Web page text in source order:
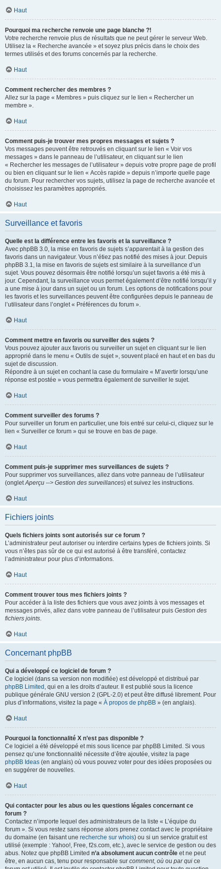
Haut
Pourquoi ma recherche renvoie une page blanche ?!
Votre recherche renvoie plus de résultats que ne peut gérer le serveur Web.
Utilisez la « Recherche avancée » et soyez plus précis dans le choix des
termes utilisés et des forums concernés par la recherche.
Haut
Comment rechercher des membres ?
Allez sur la page « Membres » puis cliquez sur le lien « Rechercher un
membre ».
Haut
Comment puis-je trouver mes propres messages et sujets ?
Vos messages peuvent être retrouvés en cliquant sur le lien « Voir vos
messages » dans le panneau de l’utilisateur, en cliquant sur le lien
« Rechercher les messages de l’utilisateur » depuis votre propre page de profil
ou bien en cliquant sur le lien « Accès rapide » depuis n’importe quelle page
du forum. Pour rechercher vos sujets, utilisez la page de recherche avancée et
choisissez les paramètres appropriés.
Haut
Surveillance et favoris
Quelle est la différence entre les favoris et la surveillance ?
Avec phpBB 3.0, la mise en favoris de sujets s’apparentait à la gestion des
favoris dans un navigateur. Vous n’étiez pas notifié des mises à jour. Depuis
phpBB 3.1, la mise en favoris de sujets est similaire à la surveillance d’un
sujet. Vous pouvez désormais être notifié lorsqu’un sujet favoris a été mis à
jour. Cependant, la surveillance vous permet également d’être notifié lorsqu’il y
a une mise à jour dans un sujet ou un forum. Les options de notifications pour
les favoris et les surveillances peuvent être configurées depuis le panneau de
l’utilisateur dans l’onglet « Préférences du forum ».
Haut
Comment mettre en favoris ou surveiller des sujets ?
Vous pouvez ajouter aux favoris ou surveiller un sujet en cliquant sur le lien
approprié dans le menu « Outils de sujet », souvent placé en haut et en bas du
sujet de discussion.
Répondre à un sujet en cochant la case du formulaire « M’avertir lorsqu’une
réponse est postée » vous permettra également de surveiller le sujet.
Haut
Comment surveiller des forums ?
Pour surveiller un forum en particulier, une fois entré sur celui-ci, cliquez sur le
lien « Surveiller ce forum » qui se trouve en bas de page.
Haut
Comment puis-je supprimer mes surveillances de sujets ?
Pour supprimer vos surveillances, allez dans votre panneau de l’utilisateur
(ongletAperçu --> Gestion des surveillances) et suivez les instructions.
Haut
Fichiers joints
Quels fichiers joints sont autorisés sur ce forum ?
L’administrateur peut autoriser ou interdire certains types de fichiers joints. Si
vous n’êtes pas sûr de ce qui est autorisé à être transféré, contactez
l’administrateur pour plus d’informations.
Haut
Comment trouver tous mes fichiers joints ?
Pour accéder à la liste des fichiers que vous avez joints à vos messages et
messages privés, allez dans votre panneau de l’utilisateur puis Gestion des
fichiers joints.
Haut
Concernant phpBB
Qui a développé ce logiciel de forum ?
Ce logiciel (dans sa version non modifiée) est développé et distribué par
phpBB Limited , qui en a les droits d’auteur. Il est publié sous la licence
publique générale GNU version 2 (GPL-2.0) et peut être diffusé librement. Pour
plus d’informations, visitez la page « À propos de phpBB » (en anglais).
Haut
Pourquoi la fonctionnalité X n’est pas disponible ?
Ce logiciel a été développé et mis sous licence par phpBB Limited. Si vous
pensez qu’une fonctionnalité nécessite d’être ajoutée, visitez la page
phpBB Ideas (en anglais) où vous pouvez voter pour des idées proposées ou
en suggérer de nouvelles.
Haut
Qui contacter pour les abus ou les questions légales concernant ce
forum ?
Contactez n’importe lequel des administrateurs de la liste « L’équipe du
forum ». Si vous restez sans réponse alors prenez contact avec le propriétaire
du domaine (en faisant une recherche sur whois) ou si un service gratuit est
utilisé (exemple : Yahoo!, Free, f2s.com, etc.), avec le service de gestion ou des
abus. Notez que phpBB Limited n’a absolument aucun contrôle et ne peut
être, en aucun cas, tenu pour responsable sur comment, où ou par qui ce